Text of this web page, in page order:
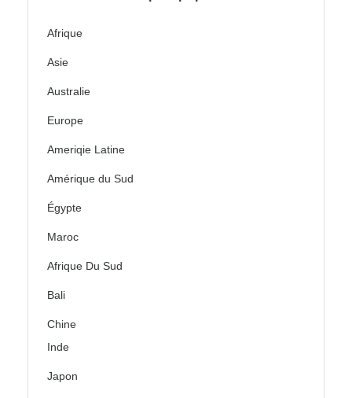
Afrique
Asie
Australie
Europe
Ameriqie Latine
Amérique du Sud
Égypte
Maroc
Afrique Du Sud
Bali
Chine
Inde
Japon